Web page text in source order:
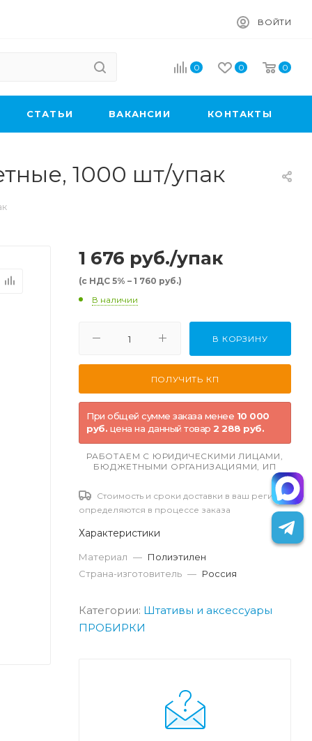
ВОЙТИ
0 0 0
CТАТЬИ ВАКАНСИИ КОНТАКТЫ
1000 шт/упак
1 676 руб./упак
(с НДС 5% – 1 760 руб.)
В наличии
В КОРЗИНУ
При общей сумме заказа менее 10 000
руб. цена на данный товар 2 288 руб.
РАБОТАЕМ С ЮРИДИЧЕСКИМИ ЛИЦАМИ,
БЮДЖЕТНЫМИ ОРГАНИЗАЦИЯМИ, ИП
Стоимость и сроки доставки в ваш регион
определяются в процессе заказа
Характеристики
Материал — Полиэтилен
Страна-изготовитель — Россия
Категории: Штативы и аксессуары
ПРОБИРКИ